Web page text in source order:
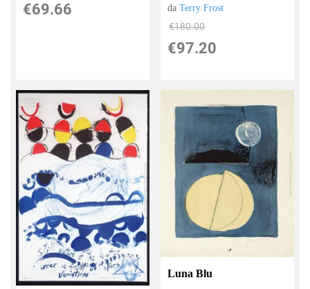
€69.66 daTerry Frost
€180.00
€97.20
Luna Blu